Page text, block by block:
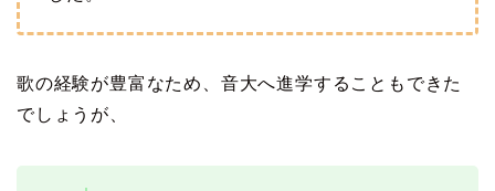
歌の経験が豊富なため、音大へ進学することもできた
でしょうが、